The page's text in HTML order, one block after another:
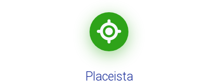
Placeista